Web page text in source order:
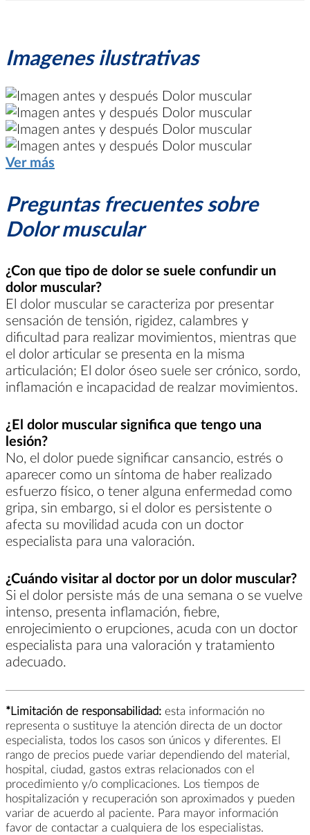
Imagenes ilustrativas
Ver más
Preguntas frecuentes sobre
Dolor muscular
¿Con que tipo de dolor se suele confundir un
dolor muscular?
El dolor muscular se caracteriza por presentar
sensación de tensión, rigidez, calambres y
dificultad para realizar movimientos, mientras que
el dolor articular se presenta en la misma
articulación; El dolor óseo suele ser crónico, sordo,
inflamación e incapacidad de realzar movimientos.
¿El dolor muscular significa que tengo una
lesión?
No, el dolor puede significar cansancio, estrés o
aparecer como un síntoma de haber realizado
esfuerzo físico, o tener alguna enfermedad como
gripa, sin embargo, si el dolor es persistente o
afecta su movilidad acuda con un doctor
especialista para una valoración.
¿Cuándo visitar al doctor por un dolor muscular?
Si el dolor persiste más de una semana o se vuelve
intenso, presenta inflamación, fiebre,
enrojecimiento o erupciones, acuda con un doctor
especialista para una valoración y tratamiento
adecuado.
*Limitación de responsabilidad: esta información no
representa o sustituye la atención directa de un doctor
especialista, todos los casos son únicos y diferentes. El
rango de precios puede variar dependiendo del material,
hospital, ciudad, gastos extras relacionados con el
procedimiento y/o complicaciones. Los tiempos de
hospitalización y recuperación son aproximados y pueden
variar de acuerdo al paciente. Para mayor información
favor de contactar a cualquiera de los especialistas.